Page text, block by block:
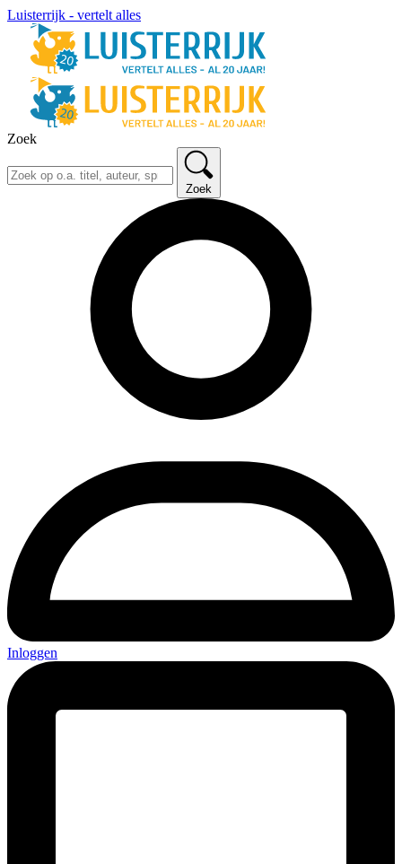
Luisterrijk - vertelt alles
Zoek
Zoek
Inloggen